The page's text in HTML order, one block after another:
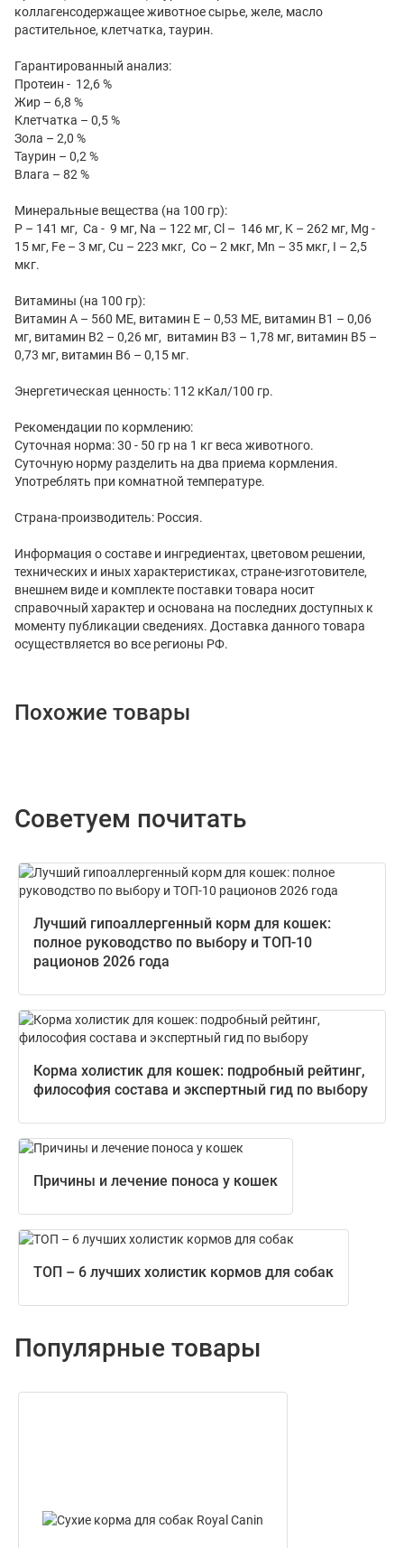
коллагенсодержащее животное сырье, желе, масло
растительное, клетчатка, таурин.
Гарантированный анализ:
Протеин - 12,6 %
Жир – 6,8 %
Клетчатка – 0,5 %
Зола – 2,0 %
Таурин – 0,2 %
Влага – 82 %
Минеральные вещества (на 100 гр):
P – 141 мг, Ca - 9 мг, Na – 122 мг, Cl – 146 мг, K – 262 мг, Mg -
15 мг, Fe – 3 мг, Cu – 223 мкг, Co – 2 мкг, Mn – 35 мкг, I – 2,5
мкг.
Витамины (на 100 гр):
Витамин А – 560 МЕ, витамин Е – 0,53 МЕ, витамин В1 – 0,06
мг, витамин В2 – 0,26 мг, витамин В3 – 1,78 мг, витамин В5 –
0,73 мг, витамин В6 – 0,15 мг.
Энергетическая ценность: 112 кКал/100 гр.
Рекомендации по кормлению:
Суточная норма: 30 - 50 гр на 1 кг веса животного.
Суточную норму разделить на два приема кормления.
Употреблять при комнатной температуре.
Страна-производитель: Россия.
Информация о составе и ингредиентах, цветовом решении,
технических и иных характеристиках, стране-изготовителе,
внешнем виде и комплекте поставки товара носит
справочный характер и основана на последних доступных к
моменту публикации сведениях. Доставка данного товара
осуществляется во все регионы РФ.
Похожие товары
Советуем почитать
Лучший гипоаллергенный корм для кошек:
полное руководство по выбору и ТОП-10
рационов 2026 года
Корма холистик для кошек: подробный рейтинг,
философия состава и экспертный гид по выбору
Причины и лечение поноса у кошек
ТОП – 6 лучших холистик кормов для собак
Популярные товары